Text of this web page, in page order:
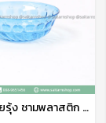
ชามสลิ่มสายรุ้ง ชามพลาสติก ชามใส่ขนม ชามใส่อาหาร No.687 ดาว